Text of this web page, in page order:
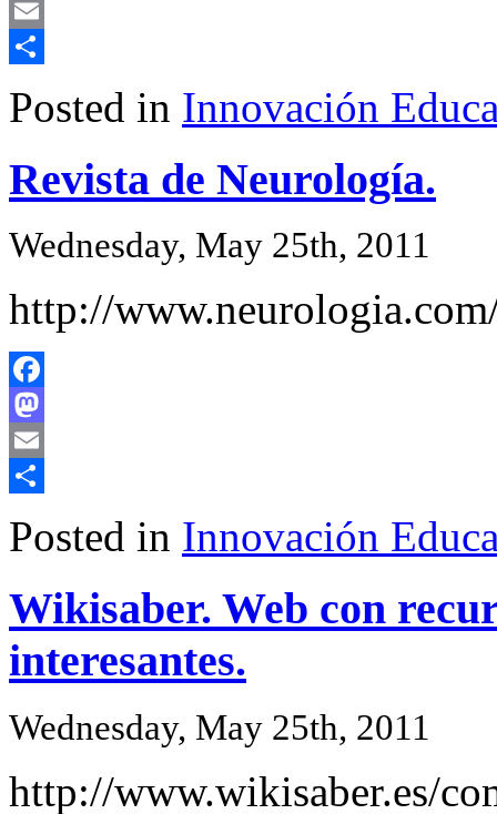
Mastodon
Email
Posted in Innovación
Revista de Neurología.
Wednesday, May 25th, 2011
http://
Facebook
Mastodon
Email
Posted in Innovación
Wikisaber. Web con
interesantes.
Wednesday, May 25th, 2011
http://www.wikisaber.es/